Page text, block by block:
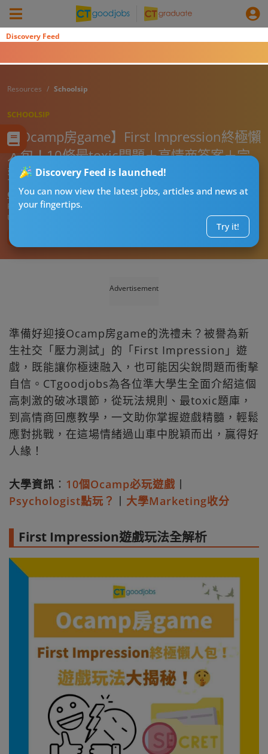
Discovery Feed
Discovery Feed is launched!
You can now view the latest jobs, articles and news at
your fingertips.
Try it!
Resources Schoolsip
SCHOOLSIP
【Ocamp房game】First Impression終極懶
人包！10條最toxic問題＋高情商答案＋完
整玩法一文睇哂！
CTgoodjobs’ Editor
Published:2026-08-03 20:07
Updated:
Advertisement
準備好迎接Ocamp房game的洗禮未？被譽為新
生社交「壓力測試」的「First Impression」遊
戲，既能讓你極速融入，也可能因尖銳問題而衝擊
自信。CTgoodjobs為各位準大學生全面介紹這個
高刺激的破冰環節，從玩法規則、最toxic題庫，
到高情商回應教學，一文助你掌握遊戲精髓，輕鬆
應對挑戰，在這場情緒過山車中脫穎而出，贏得好
人緣！
大學資訊 ： 10個Ocamp必玩遊戲 丨
Psychologist點玩？ 丨 大學Marketing收分
First Impression遊戲玩法全解析